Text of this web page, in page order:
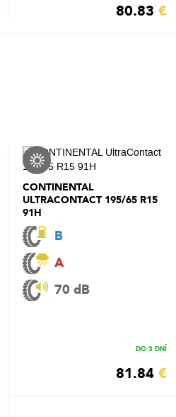
80.83 €
CONTINENTAL
ULTRACONTACT 195/65 R15
91H
B
A
70 dB
DO 3 DNÍ
81.84 €